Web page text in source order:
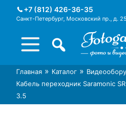
+7 (812) 426-36-35
Санкт-Петербург, Московский пр., д.
Интернет-
Foto-
Магазин
gamma.ru
Главная » Каталог »
Кабель переходник Saramonic
3.5